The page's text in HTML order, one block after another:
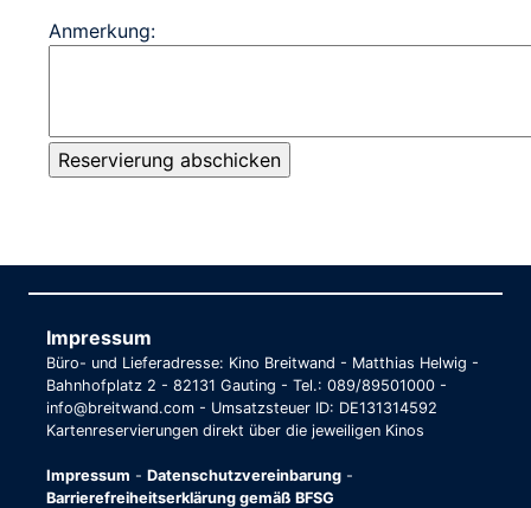
Anmerkung:
Impressum
Büro- und Lieferadresse: Kino Breitwand - Matthias Helwig -
Bahnhofplatz 2 - 82131 Gauting - Tel.: 089/89501000 -
info@breitwand.com - Umsatzsteuer ID: DE131314592
Kartenreservierungen direkt über die jeweiligen Kinos
Impressum - Datenschutzvereinbarung -
Barrierefreiheitserklärung gemäß BFSG